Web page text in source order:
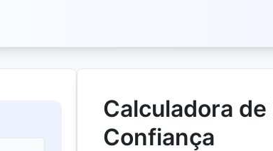
Calculadora
Confiança